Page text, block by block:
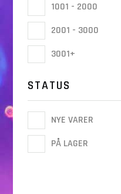
1001 - 2000
2001 - 3000
3001+
STATUS
NYE VARER
PÅ LAGER